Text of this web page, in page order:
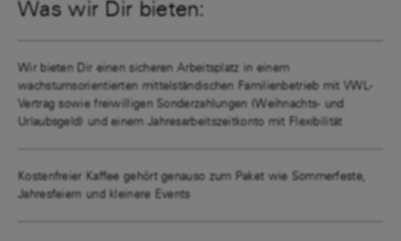
Was wir Dir bieten:
Wir bieten Dir einen sicheren Arbeitsplatz in einem
wachstumsorientierten mittelständischen Familienbetrieb mit VWL-
Vertrag sowie freiwilligen Sonderzahlungen (Weihnachts- und
Urlaubsgeld) und einem Jahresarbeitszeitkonto mit Flexibilität
Kostenfreier Kaffee gehört genauso zum Paket wie Sommerfeste,
Jahresfeiern und kleinere Events